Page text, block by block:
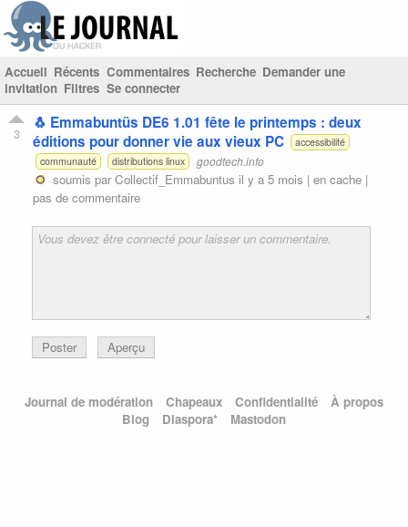
Accueil Récents Commentaires Recherche Demander une
invitation Filtres Se connecter
3
🐧 Emmabuntüs DE6 1.01 fête le printemps : deux
éditions pour donner vie aux vieux PC
accessibilité
communauté
distributions linux goodtech.info
soumis parCollectif_Emmabuntus il y a 5 mois | en cache |
pas de commentaire
Poster Aperçu
Journal de modération Chapeaux Confidentialité
À propos
Blog
Diaspora* Mastodon